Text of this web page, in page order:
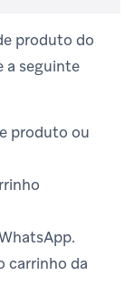
produto do
a seguinte
produto ou
carrinho da